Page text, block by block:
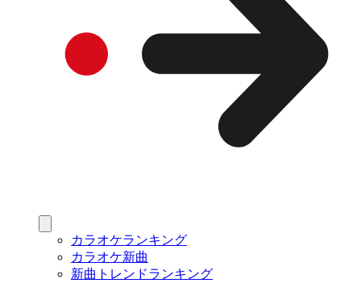
カラオケランキング
カラオケ新曲
新曲トレンドランキング